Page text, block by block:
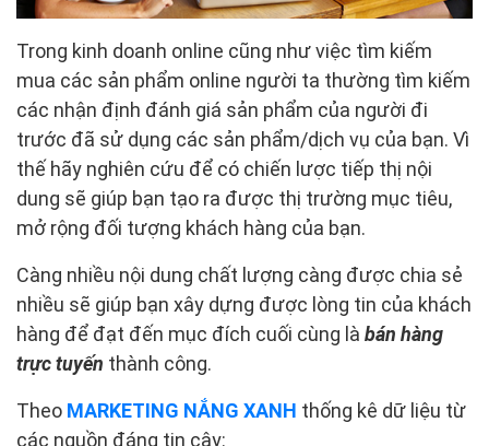
Trong kinh doanh online cũng như việc tìm kiếm
mua các sản phẩm online người ta thường tìm kiếm
các nhận định đánh giá sản phẩm của người đi
trước đã sử dụng các sản phẩm/dịch vụ của bạn. Vì
thế hãy nghiên cứu để có chiến lược tiếp thị nội
dung sẽ giúp bạn tạo ra được thị trường mục tiêu,
mở rộng đối tượng khách hàng của bạn.
Càng nhiều nội dung chất lượng càng được chia sẻ
nhiều sẽ giúp bạn xây dựng được lòng tin của khách
hàng để đạt đến mục đích cuối cùng là bán hàng
trực tuyến thành công.
Theo MARKETING NẮNG XANH thống kê dữ liệu từ
các nguồn đáng tin cậy: